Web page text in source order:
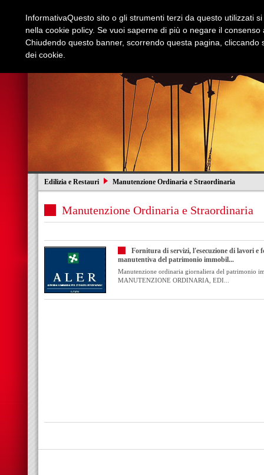
Edilizia e Restauri Manutenzione Ordinaria e Straordinaria
Manutenzione Ordinaria e Straordinaria
Fornitura di servizi, l'esecuzione di lavori e
manutentiva del patrimonio immobil...
Manutenzione ordinaria giornaliera del patrimonio
MANUTENZIONE ORDINARIA, EDI...
InformativaQuesto sito o gli strumenti terzi da questo utilizzati
nella cookie policy. Se vuoi saperne di più o negare il
Chiudendo questo banner, scorrendo questa pagina,
dei cookie.